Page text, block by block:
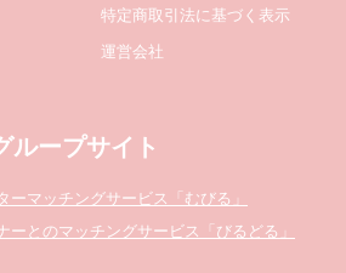
特定商取引法に基づく表示
運営会社
ループサイト
ーマッチングサービス「むびる」
ーとのマッチングサービス「びるどる」